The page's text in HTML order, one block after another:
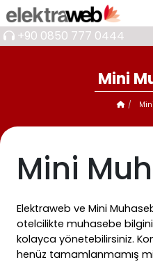
+90 0850 777 0444
Mini
Mini
Elektraweb ve Mini
otelcilikte muhasebe
kolayca yönetebilirsiniz.
henüz tamamlanmamış